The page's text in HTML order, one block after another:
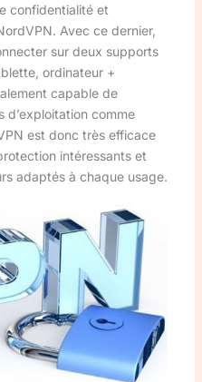
confidentialité et
Avec ce dernier,
sur deux supports
ordinateur +
capable de
d’exploitation comme
est donc très efficace
intéressants et
adaptés à chaque usage.